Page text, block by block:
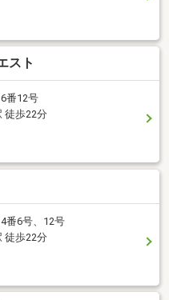
スト
番12号
徒歩22分
番6号、12号
徒歩22分